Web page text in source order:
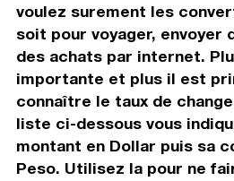
voulez surement les
soit pour voyager, envoyer
des achats par internet.
importante et plus il est
connaître le taux de
liste ci-dessous vous
montant en Dollar puis sa
Peso. Utilisez la pour ne